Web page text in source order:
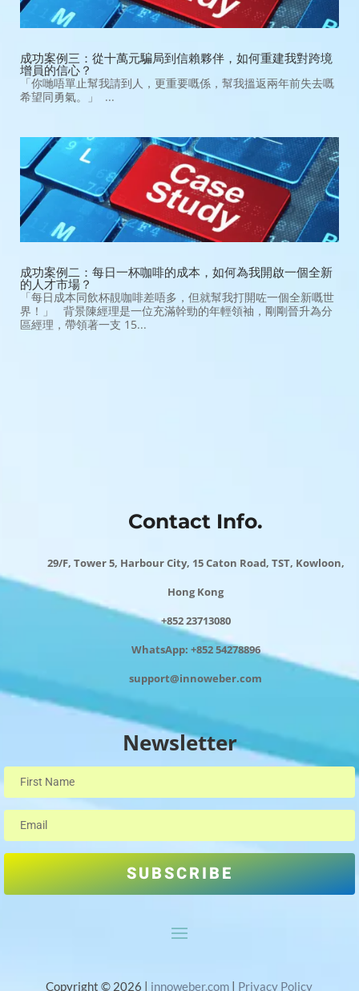
成功案例三：從十萬元騙局到信賴夥伴，如何重建我對跨境
增員的信心？
「你哋唔單止幫我請到人，更重要嘅係，幫我搵返兩年前失去嘅
希望同勇氣。」 ...
成功案例二：每日一杯咖啡的成本，如何為我開啟一個全新
的人才市場？
「每日成本同飲杯靚咖啡差唔多，但就幫我打開咗一個全新嘅世
界！」 背景陳經理是一位充滿幹勁的年輕領袖，剛剛晉升為分
區經理，帶領著一支 15...
Contact Info.
29/F, Tower 5, Harbour City, 15 Caton Road, TST, Kowloon,
Hong Kong
+852 23713080
WhatsApp: +852 54278896
support@innoweber.com
Newsletter
SUBSCRIBE
Copyright © 2026 | innoweber.com | Privacy Policy